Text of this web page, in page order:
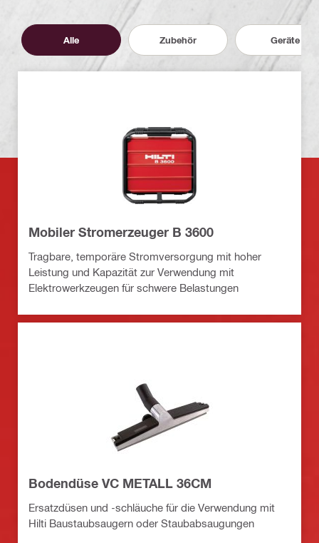
Alle Zubehör Geräte
Mobiler Stromerzeuger B 3600
Tragbare, temporäre Stromversorgung mit hoher
Leistung und Kapazität zur Verwendung mit
Elektrowerkzeugen für schwere Belastungen
Bodendüse VC METALL 36CM
Ersatzdüsen und -schläuche für die Verwendung mit
Hilti Baustaubsaugern oder Staubabsaugungen